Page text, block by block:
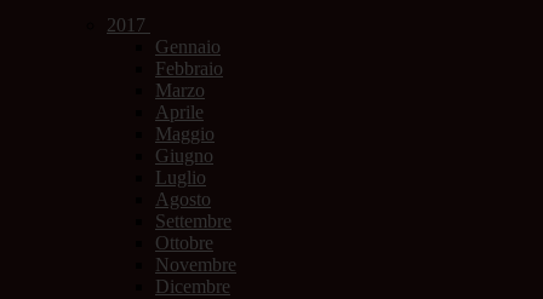
2017
Gennaio
Febbraio
Marzo
Aprile
Maggio
Giugno
Luglio
Agosto
Settembre
Ottobre
Novembre
Dicembre